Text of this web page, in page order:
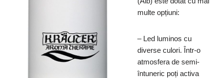
multe opțiuni:
– Led luminos cu
diverse culori. Într-o
atmosfera de semi-
întuneric poți activa